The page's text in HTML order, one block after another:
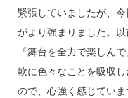
緊張していましたが、
がより強まりました。
『舞台を全力で楽しん
軟に色々なことを吸収
ので、心強く感じていま